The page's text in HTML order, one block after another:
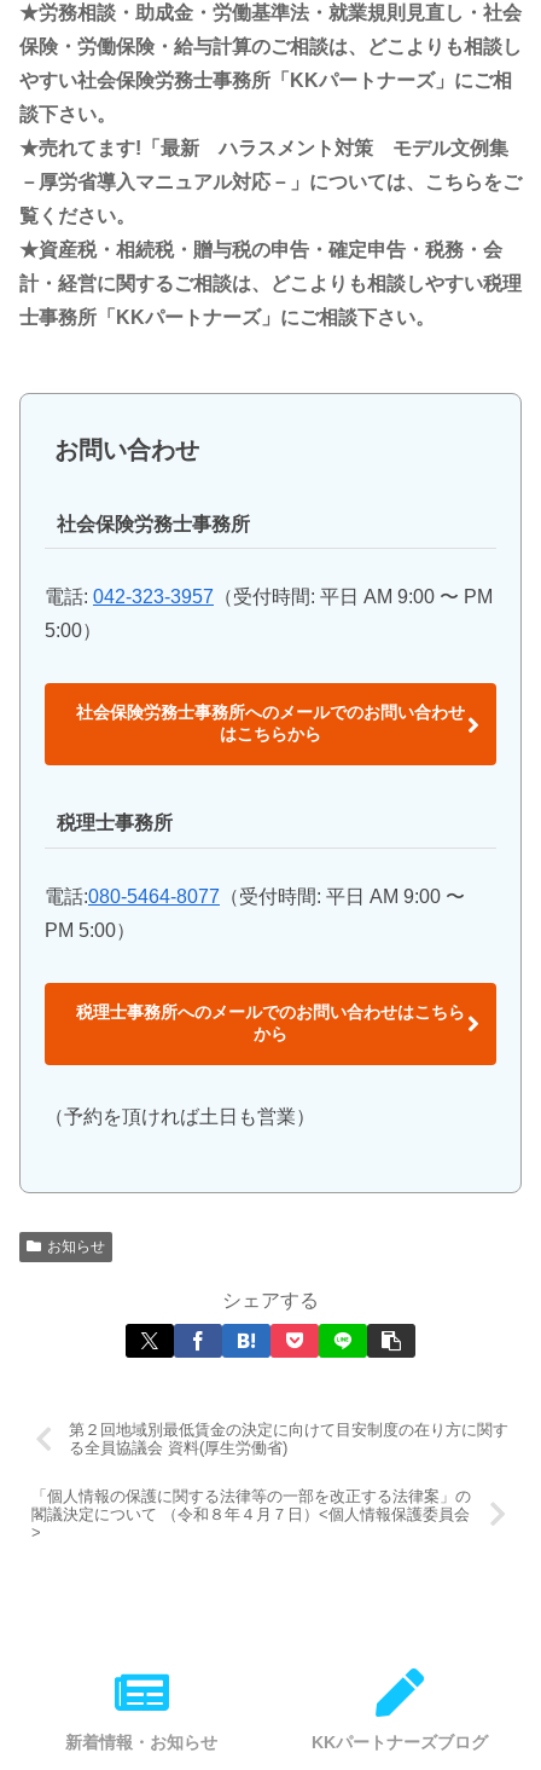
★労務相談・助成金・労働基準法・就業規則見直し・社会
保険・労働保険・給与計算のご相談は、どこよりも相談し
やすい社会保険労務士事務所「KKパートナーズ」にご相
談下さい。
★売れてます!「最新 ハラスメント対策 モデル文例集
－厚労省導入マニュアル対応－」については、こちらをご
覧ください。
★資産税・相続税・贈与税の申告・確定申告・税務・会
計・経営に関するご相談は、どこよりも相談しやすい税理
士事務所「KKパートナーズ」にご相談下さい。
お問い合わせ
社会保険労務士事務所
電話: 042-323-3957 （受付時間: 平日 AM 9:00 〜 PM
5:00）
社会保険労務士事務所へのメールでのお問い合わせ
はこちらから
税理士事務所
電話:080-5464-8077 （受付時間: 平日 AM 9:00 〜
PM 5:00）
税理士事務所へのメールでのお問い合わせはこちら
から
（予約を頂ければ土日も営業）
お知らせ
シェアする
第２回地域別最低賃金の決定に向けて目安制度の在り方に関す
る全員協議会 資料(厚生労働省)
「個人情報の保護に関する法律等の一部を改正する法律案」の
閣議決定について （令和８年４月７日）<個人情報保護委員会
>
新着情報・お知らせ KKパートナーズブログ